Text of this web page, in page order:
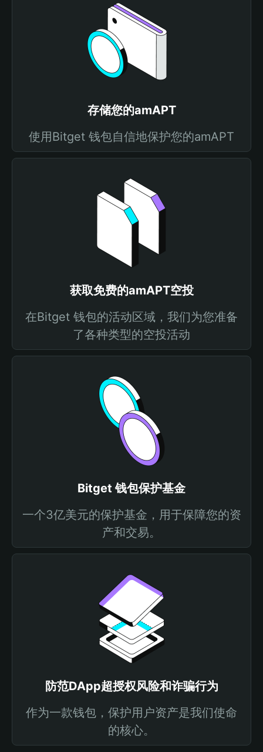
存储您的amAPT
使用Bitget 钱包自信地保护您的amAPT
获取免费的amAPT空投
在Bitget 钱包的活动区域，我们为您准备
了各种类型的空投活动
Bitget 钱包保护基金
一个3亿美元的保护基金，用于保障您的资
产和交易。
防范DApp超授权风险和诈骗行为
作为一款钱包，保护用户资产是我们使命
的核心。